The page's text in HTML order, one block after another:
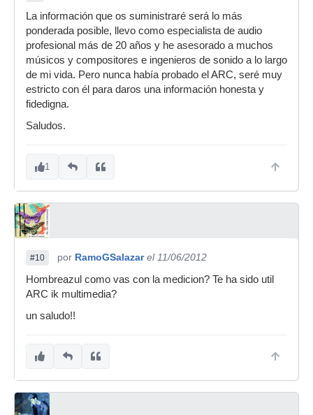
La información que os suministraré será lo más
ponderada posible, llevo como especialista de audio
profesional más de 20 años y he asesorado a muchos
músicos y compositores e ingenieros de sonido a lo largo
de mi vida. Pero nunca había probado el ARC, seré muy
estricto con él para daros una información honesta y
fidedigna.
Saludos.
1
#10 por RamoGSalazar el 11/06/2012
Hombreazul como vas con la medicion? Te ha sido util
ARC ik multimedia?
un saludo!!